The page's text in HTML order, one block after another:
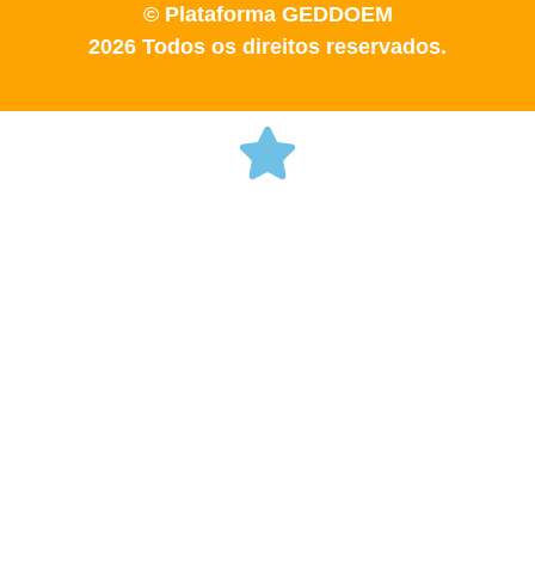
© Plataforma GEDDOEM
2026 Todos os direitos reservados.